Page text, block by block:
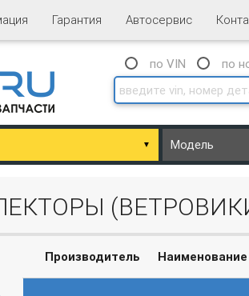
Гарантия Автосервис
по VIN
по
▼
Производитель Наименование